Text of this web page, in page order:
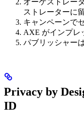
オーケストレー
ストレーターに
キャンペーンで
AXE がインプレ
パブリッシャー
Privacy by
ID